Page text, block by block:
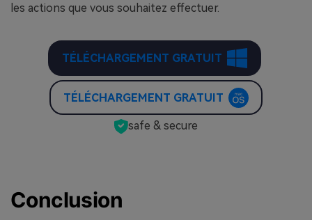
les actions que vous souhaitez effectuer.
TÉLÉCHARGEMENT GRATUIT
TÉLÉCHARGEMENT GRATUIT
safe & secure
Conclusion